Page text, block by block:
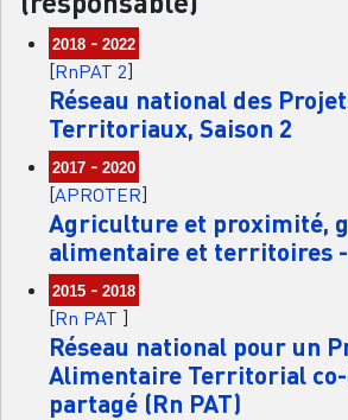
2018 -2022
[RnPAT 2]
Réseau national des
Territoriaux, Saison 2
2017 -2020
[APROTER]
Agriculture et proximité,
alimentaire et territoires -
2015 -2018
[Rn PAT ]
Réseau national pour un
Alimentaire Territorial
partagé (Rn PAT)